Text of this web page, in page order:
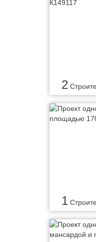
2
1